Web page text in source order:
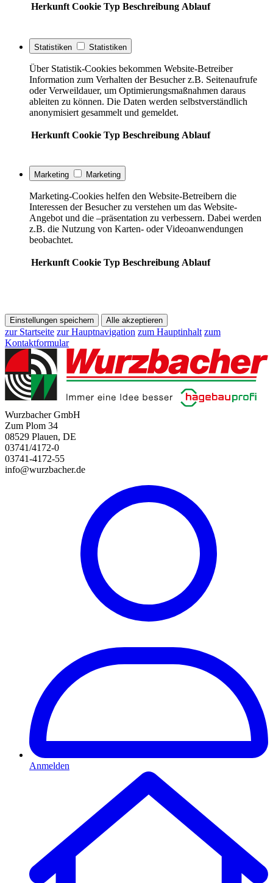
Herkunft Cookie Typ Beschreibung Ablauf
Statistiken Statistiken
Über Statistik-Cookies bekommen Website-Betreiber
Information zum Verhalten der Besucher z.B. Seitenaufrufe
oder Verweildauer, um Optimierungsmaßnahmen daraus
ableiten zu können. Die Daten werden selbstverständlich
anonymisiert gesammelt und gemeldet.
Herkunft Cookie Typ Beschreibung Ablauf
Marketing Marketing
Marketing-Cookies helfen den Website-Betreibern die
Interessen der Besucher zu verstehen um das Website-
Angebot und die –präsentation zu verbessern. Dabei werden
z.B. die Nutzung von Karten- oder Videoanwendungen
beobachtet.
Herkunft Cookie Typ Beschreibung Ablauf
Einstellungen speichern Alle akzeptieren
zur Startseite zur Hauptnavigation zum Hauptinhalt zum
Kontaktformular
Wurzbacher GmbH
Zum Plom 34
08529 Plauen, DE
03741/4172-0
03741-4172-55
info@wurzbacher.de
Anmelden